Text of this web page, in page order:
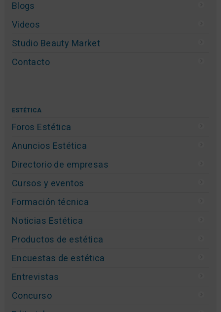
Blogs
Videos
Studio Beauty Market
Contacto
ESTÉTICA
Foros Estética
Anuncios Estética
Directorio de empresas
Cursos y eventos
Formación técnica
Noticias Estética
Productos de estética
Encuestas de estética
Entrevistas
Concurso